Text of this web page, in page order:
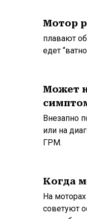
Мотор
плавают
едет
Может
Внезапно
или на
ГРМ.
Когда
На
советуют